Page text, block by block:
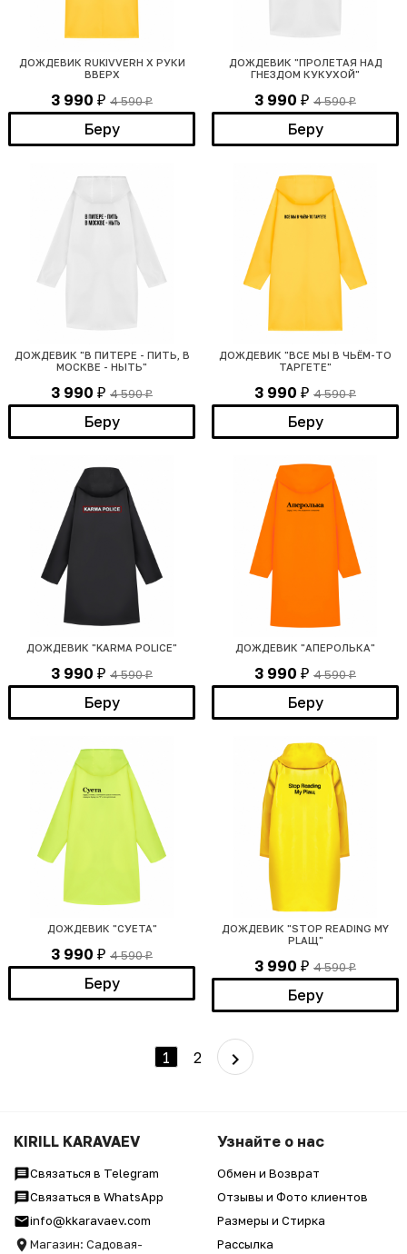
ДОЖДЕВИК RUKIVVERH Х РУКИ
ВВЕРХ
3 990 ₽ 4 590₽
Беру
ДОЖДЕВИК "ПРОЛЕТАЯ НАД
ГНЕЗДОМ КУКУХОЙ"
3 990 ₽ 4 590₽
Беру
ДОЖДЕВИК "В ПИТЕРЕ - ПИТЬ, В
МОСКВЕ - НЫТЬ"
3 990 ₽ 4 590₽
Беру
ДОЖДЕВИК "ВСЕ МЫ В ЧЬЁМ-ТО
ТАРГЕТЕ"
3 990 ₽ 4 590₽
Беру
ДОЖДЕВИК "KARMA POLICE"
3 990 ₽ 4 590₽
Беру
ДОЖДЕВИК "АПЕРОЛЬКА"
3 990 ₽ 4 590₽
Беру
ДОЖДЕВИК "СУЕТА"
3 990 ₽ 4 590₽
Беру
ДОЖДЕВИК "STOP READING MY
PLАЩ"
3 990 ₽ 4 590₽
Беру
1 2
KIRILL KARAVAEV
Связаться в Telegram
Связаться в WhatsApp
info@kkaravaev.com
Магазин: Садовая-
Узнайте о нас
Обмен и Возврат
Отзывы и Фото клиентов
Размеры и Стирка
Рассылка